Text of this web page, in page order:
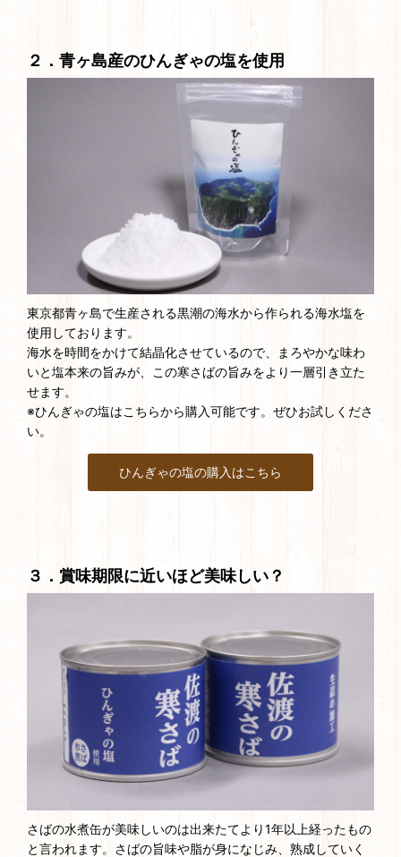
２．青ヶ島産のひんぎゃの塩を使用
東京都青ヶ島で生産される黒潮の海水から作られる海水塩を
使用しております。
海水を時間をかけて結晶化させているので、まろやかな味わ
いと塩本来の旨みが、この寒さばの旨みをより一層引き立た
せます。
※ひんぎゃの塩はこちらから購入可能です。ぜひお試しくださ
い。
ひんぎゃの塩の購入はこちら
３．賞味期限に近いほど美味しい？
さばの水煮缶が美味しいのは出来たてより1年以上経ったもの
と言われます。さばの旨味や脂が身になじみ、熟成していく